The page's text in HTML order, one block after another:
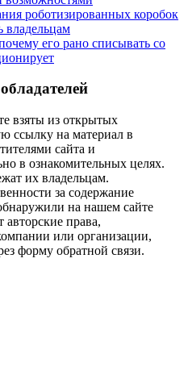
роботизированных коробок
владельцам
его рано списывать со
взяты из открытых
ссылку на материал в
сайта и
в ознакомительных целях.
их владельцам.
за содержание
на нашем сайте
права,
или организации,
форму обратной связи.